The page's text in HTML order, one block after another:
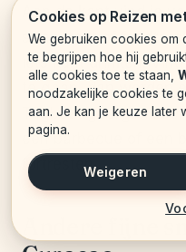
Aan de kant vind je
strandtent of
iets kunt drinken.
te gaan, dan worden
Tugboat
een barbecue of een
fortresten.
Cookies op Reizen
We gebruiken cookies om
te begrijpen hoe hij
alle cookies toe te staan,
noodzakelijke cookies te
aan. Je kan je keuze later
pagina.
Weigeren